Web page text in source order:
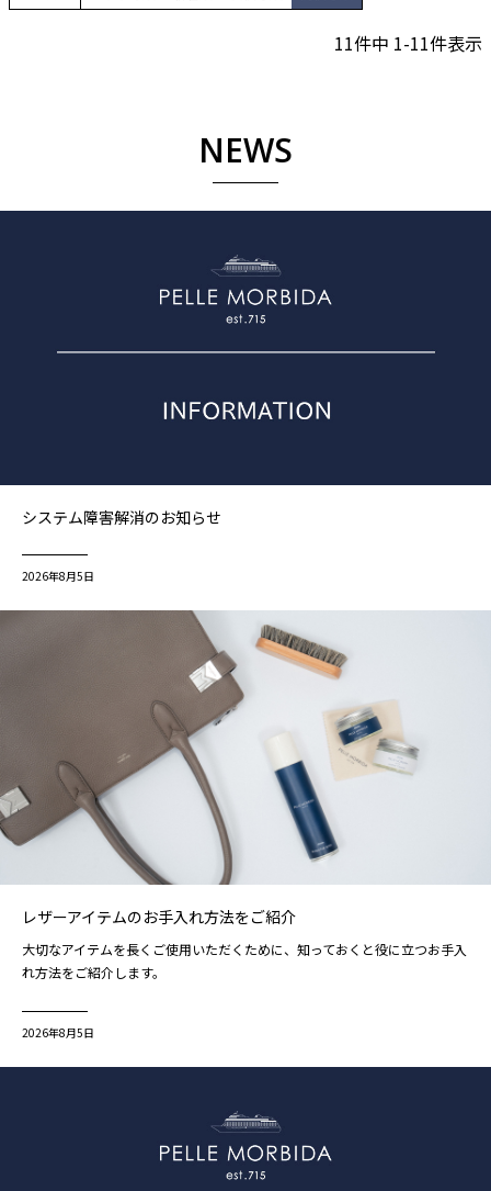
11件中 1-11件表示
NEWS
システム障害解消のお知らせ
2026年8月5日
レザーアイテムのお手入れ方法をご紹介
大切なアイテムを長くご使用いただくために、知っておくと役に立つお手入
れ方法をご紹介します。
2026年8月5日